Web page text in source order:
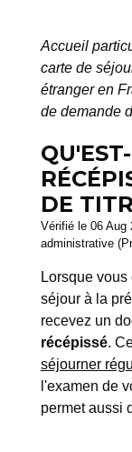
Accueil
carte de
étranger en
de demande
DE
Vérifié le 06 Aug
administrative
Lorsque
séjour à la
recevez un
récépissé.
séjourner
l'examen de
permet aussi